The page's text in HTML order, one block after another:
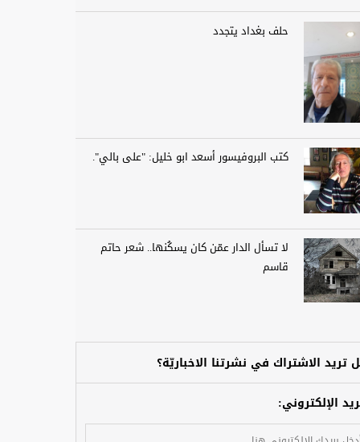
حلف بغداد يتجدد
كتب البروفيسور أسعد ابو خليل: "على بالي".
لا تسأل الدار عمّن كان يسكُنها.. شعر حاتم
قاسم
تريد الاشتراك في نشرتنا الاخباريّة؟
الإلكتروني: